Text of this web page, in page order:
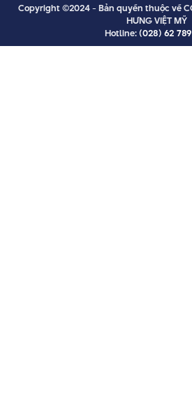
Copyright ©2024 - Bản quyền thuộc về
HƯNG VIỆT MỸ
Hotline:(028) 62